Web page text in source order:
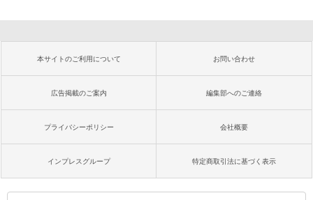
本サイトのご利用について お問い合わせ
広告掲載のご案内 編集部へのご連絡
プライバシーポリシー 会社概要
インプレスグループ 特定商取引法に基づく表示